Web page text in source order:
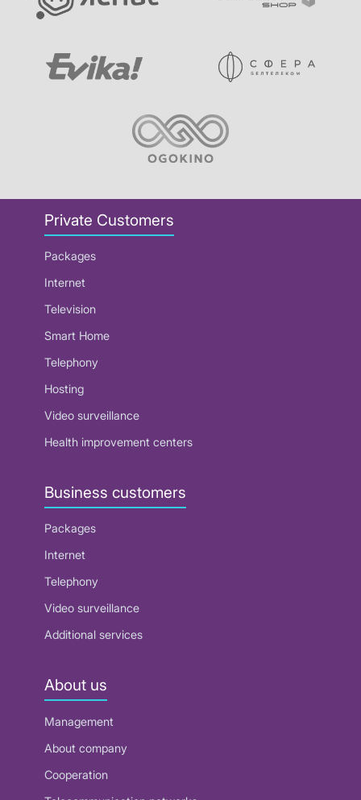
Private Customers
Packages
Internet
Television
Smart Home
Telephony
Hosting
Video surveillance
Health improvement centers
Business customers
Packages
Internet
Telephony
Video surveillance
Additional services
About us
Management
About company
Cooperation